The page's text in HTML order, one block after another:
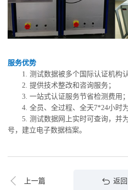
服务优势
1. 测试数据被多个国际认证机构
2. 提供技术整改和咨询服务；
3. 一站式认证服务节省检测费用；
4. 全员、全过程、全天7*24小时
5. 测试数据网上实时可查询，并
号，建立电子数据档案。
上一篇 返回